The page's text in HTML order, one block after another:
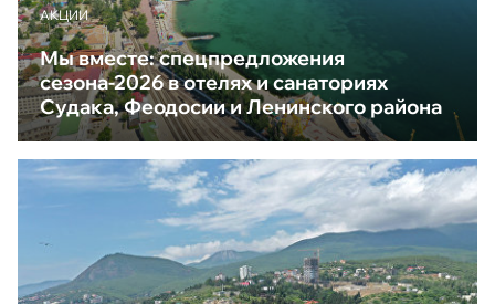
АКЦИИ
Мы вместе: спецпредложения
сезона-2026 в отелях и санаториях
Судака, Феодосии и Ленинского района